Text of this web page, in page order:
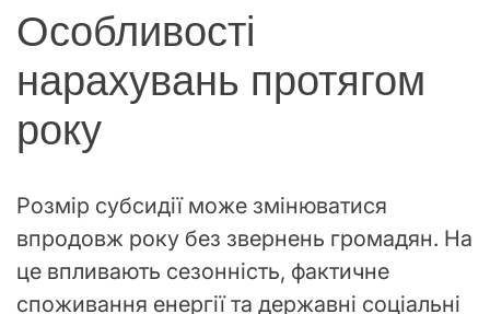
Особливості
нарахувань протягом
року
Розмір субсидії може змінюватися
впродовж року без звернень громадян. На
це впливають сезонність, фактичне
споживання енергії та державні соціальні